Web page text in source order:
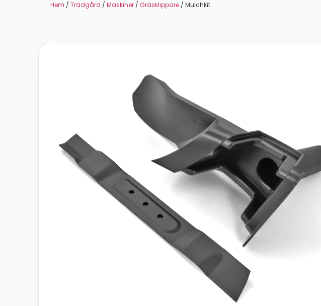
Hem / Trädgård / Maskiner / Gräsklippare / Mulchkit